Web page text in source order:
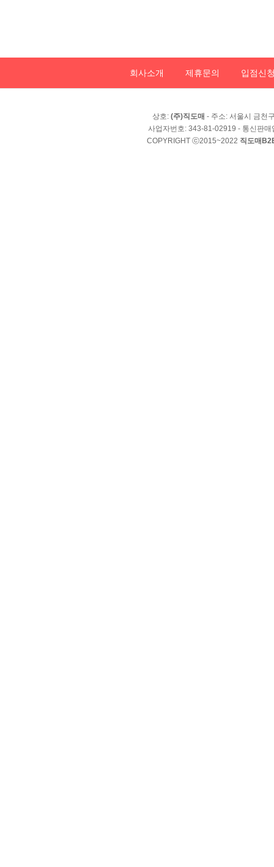
회사소개 제휴문의 입점신
상호: (주)직도매 - 주소: 서울시 금천
사업자번호: 343-81-02919 - 통신판
COPYRIGHT ⓒ2015~2022 직도매